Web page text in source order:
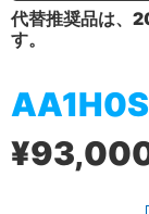
代替推奨品は、
す。